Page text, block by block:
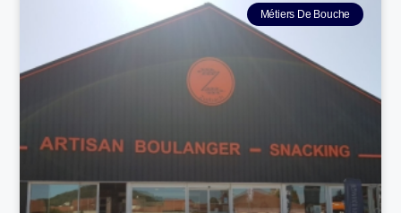
Métiers De Bouche